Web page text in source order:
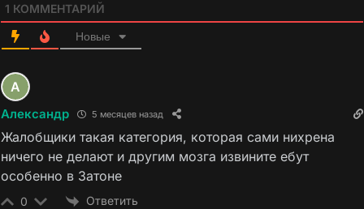
1 КОММЕНТАРИЙ
Новые
Александр 5 месяцев назад
Жалобщики такая категория, которая сами нихрена
ничего не делают и другим мозга извините ебут
особенно в Затоне
0 Ответить